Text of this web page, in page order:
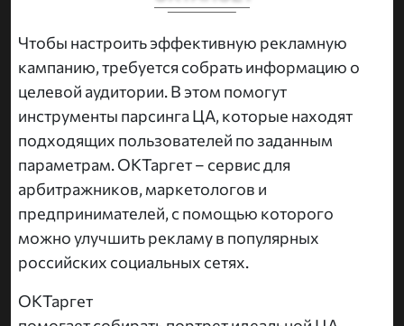
Чтобы настроить эффективную рекламную
кампанию, требуется собрать информацию о
целевой аудитории. В этом помогут
инструменты парсинга ЦА, которые находят
подходящих пользователей по заданным
параметрам. ОКТаргет – сервис для
арбитражников, маркетологов и
предпринимателей, с помощью которого
можно улучшить рекламу в популярных
российских социальных сетях.
ОКТаргет